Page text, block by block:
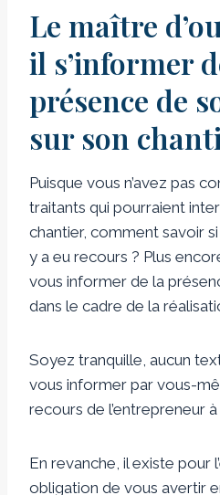
Le maître
il s’informer
présence de
sur son
Puisque vous n’avez pas
traitants qui pourraient
chantier, comment savoir
y a eu recours ? Plus
vous informer de la
dans le cadre de la
Soyez tranquille, aucun
vous informer par vous-
recours de l’entrepreneur
En revanche, il existe pour
obligation de vous avertir